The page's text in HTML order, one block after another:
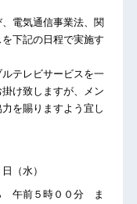
電気通信事業法、関
下記の日程で実施す
テレビサービスを一
け致しますが、メン
を賜りますよう宜し
（水）
前５時００分 ま